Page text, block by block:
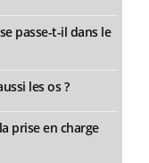
passe-t-il dans le
les os ?
prise en charge